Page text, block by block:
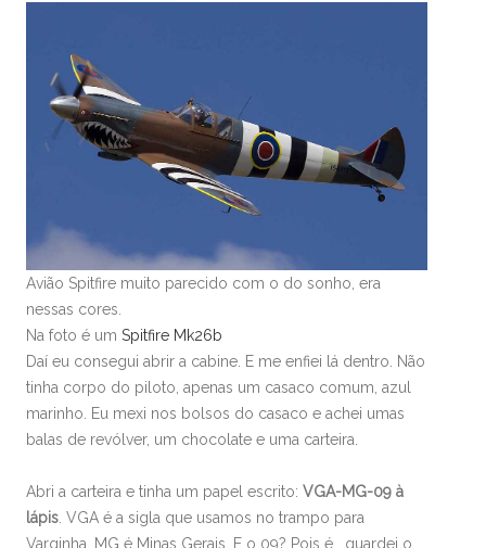
Avião Spitfire muito parecido com o do sonho, era
nessas cores.
Na foto é um Spitfire Mk26b
Daí eu consegui abrir a cabine. E me enfiei lá dentro. Não
tinha corpo do piloto, apenas um casaco comum, azul
marinho. Eu mexi nos bolsos do casaco e achei umas
balas de revólver, um chocolate e uma carteira.
Abri a carteira e tinha um papel escrito: VGA-MG-09 à
lápis . VGA é a sigla que usamos no trampo para
Varginha. MG é Minas Gerais. E o 09? Pois é… guardei o